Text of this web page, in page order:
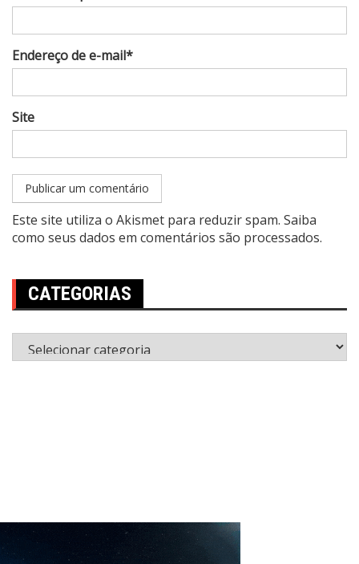
Endereço de e-mail*
Site
Este site utiliza o Akismet para reduzir spam. Saiba
como seus dados em comentários são processados.
CATEGORIAS
Categorias